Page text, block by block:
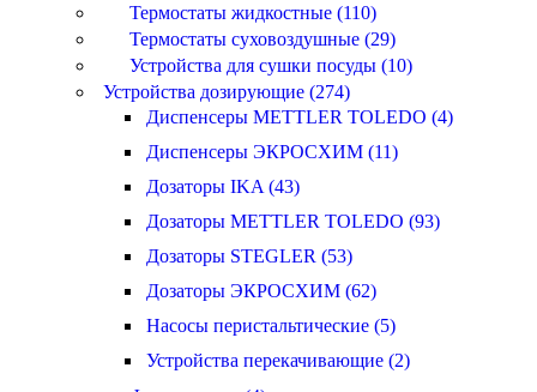
Термостаты жидкостные (110)
Термостаты суховоздушные (29)
Устройства для сушки посуды (10)
Устройства дозирующие (274)
Диспенсеры METTLER TOLEDO (4)
Диспенсеры ЭКРОСХИМ (11)
Дозаторы IKA (43)
Дозаторы METTLER TOLEDO (93)
Дозаторы STEGLER (53)
Дозаторы ЭКРОСХИМ (62)
Насосы перистальтические (5)
Устройства перекачивающие (2)